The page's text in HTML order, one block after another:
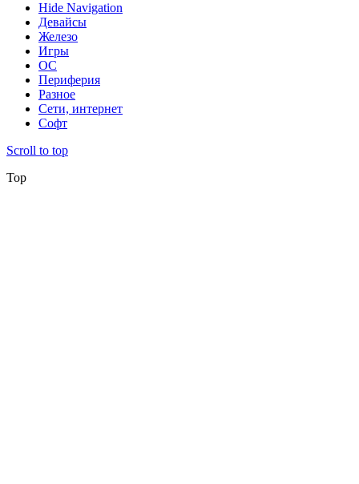
Hide Navigation
Девайсы
Железо
Игры
ОС
Периферия
Разное
Сети, интернет
Софт
Scroll to top
Top